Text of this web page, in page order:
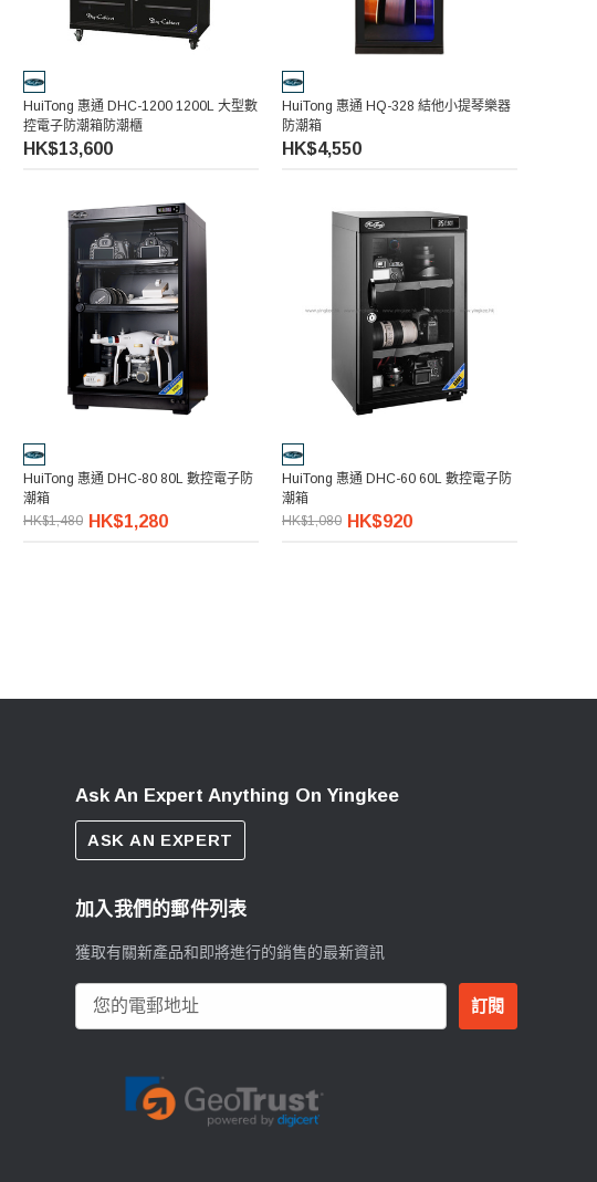
HuiTong 惠通 DHC-1200 1200L 大型數
控電子防潮箱防潮櫃
HK$13,600
HuiTong 惠通 HQ-328 結他小提琴樂器
防潮箱
HK$4,550
HuiTong 惠通 DHC-80 80L 數控電子防
潮箱
HK$1,480 HK$1,280
HuiTong 惠通 DHC-60 60L 數控電子防
潮箱
HK$1,080 HK$920
Ask An Expert Anything On Yingkee
ASK AN EXPERT
加入我們的郵件列表
獲取有關新產品和即將進行的銷售的最新資訊
郵